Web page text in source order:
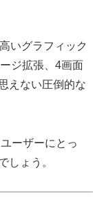
いグラフィック
ジ拡張、4画面
えない圧倒的な
ーザーにとっ
しょう。